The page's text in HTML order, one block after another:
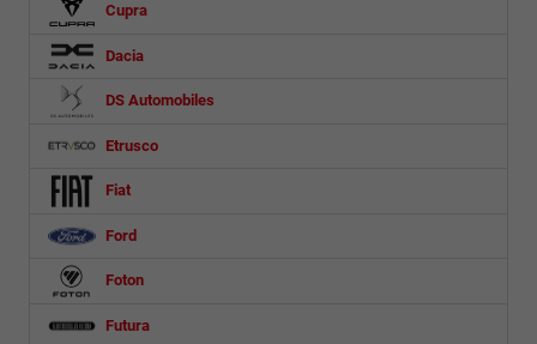
Cupra
Dacia
DS Automobiles
Etrusco
Fiat
Ford
Foton
Futura